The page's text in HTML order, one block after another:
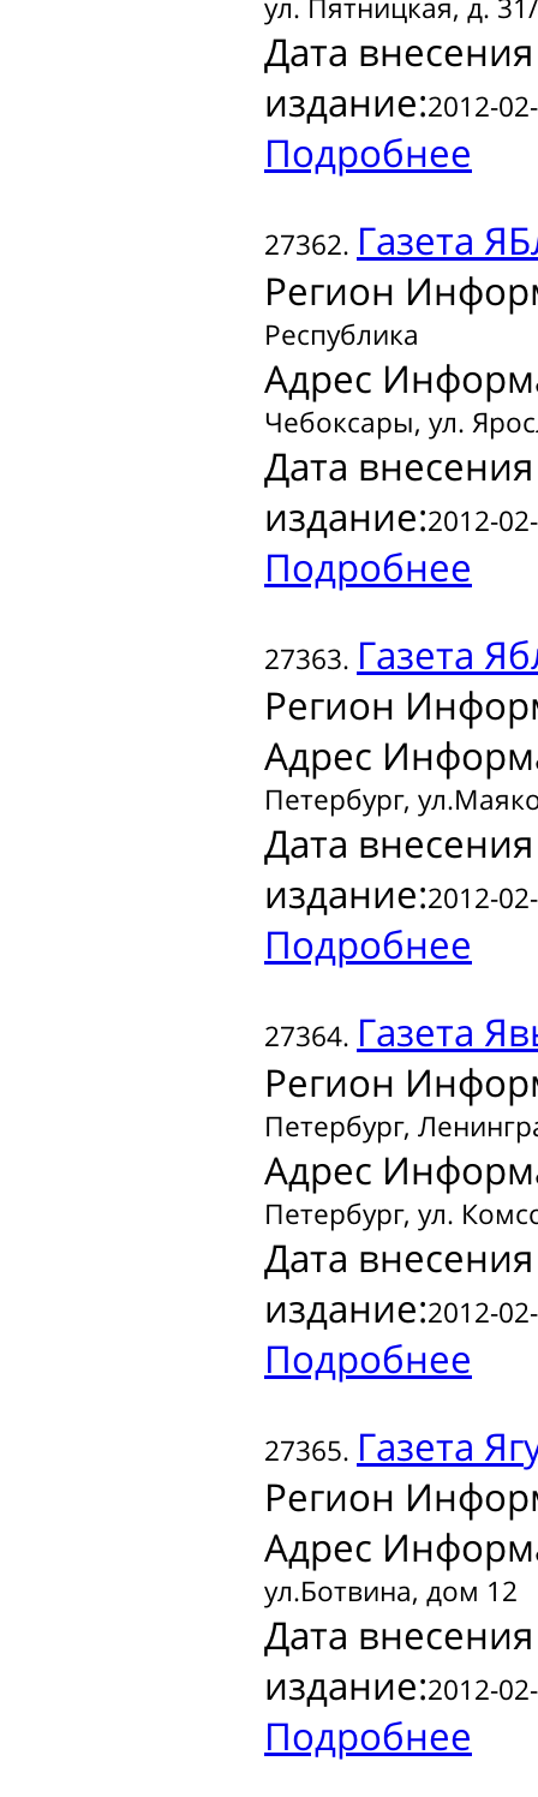
ул. Пятницкая, д.
Дата
издание:2012-
Подробнее
27362. Газета
Регион
Республика
Адрес
Чебоксары, ул.
Дата
издание:2012-
Подробнее
27363. Газета
Регион
Адрес
Петербург,
Дата
издание:2012-
Подробнее
27364. Газета
Регион
Петербург,
Адрес
Петербург, ул.
Дата
издание:2012-
Подробнее
27365. Газета
Регион
Адрес
ул.Ботвина, дом 12
Дата
издание:2012-
Подробнее